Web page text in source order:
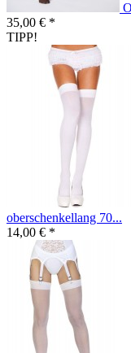
35,00 € *
TIPP!
oberschenkellang 70...
14,00 € *